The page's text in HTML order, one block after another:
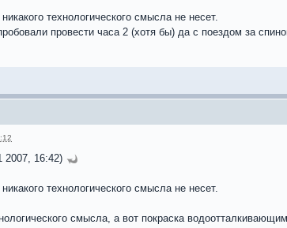
технологического смысла не несет.
провести часа 2 (хотя бы) да с поездом за
2007, 16:42)
технологического смысла не несет.
смысла, а вот покраска